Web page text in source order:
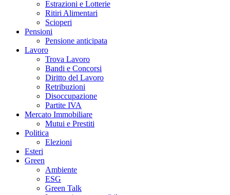
Estrazioni e Lotterie
Ritiri Alimentari
Scioperi
Pensioni
Pensione anticipata
Lavoro
Trova Lavoro
Bandi e Concorsi
Diritto del Lavoro
Retribuzioni
Disoccupazione
Partite IVA
Mercato Immobiliare
Mutui e Prestiti
Politica
Elezioni
Esteri
Green
Ambiente
ESG
Green Talk